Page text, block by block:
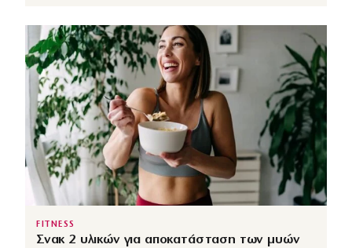
FITNESS
Σνακ 2 υλικών για αποκατάσταση των μυών